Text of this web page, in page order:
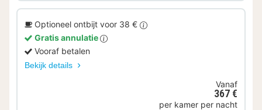
Optioneel ontbijt voor 38 €
Gratis annulatie
Vooraf betalen
Bekijk details
Vanaf
367 €
per kamer per nacht